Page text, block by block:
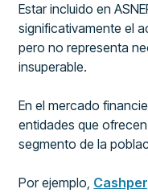
Estar incluido en
significativamente el
pero no representa
insuperable.
En el mercado
entidades que
segmento de la
Por ejemplo,